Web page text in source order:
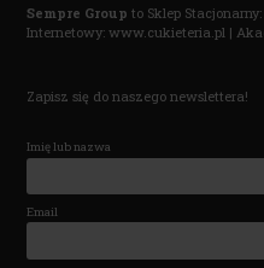
Sempre Group to Sklep
Internetowy:www.cukieteria.pl |
Zapisz się do naszego newslettera!
Imię lub nazwa
Email